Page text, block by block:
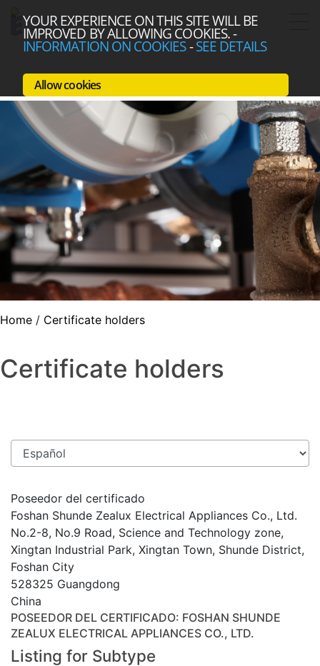
YOUR EXPERIENCE ON THIS SITE WILL BE
IMPROVED BY ALLOWING COOKIES.-
INFORMATION ON COOKIES-SEE DETAILS
Allow cookies
Home / Certificate holders
Certificate holders
Poseedor del certificado
Foshan Shunde Zealux Electrical Appliances Co., Ltd.
No.2-8, No.9 Road, Science and Technology zone,
Xingtan Industrial Park, Xingtan Town, Shunde District,
Foshan City
528325 Guangdong
China
POSEEDOR DEL CERTIFICADO: FOSHAN SHUNDE
ZEALUX ELECTRICAL APPLIANCES CO., LTD.
Listing for Subtype